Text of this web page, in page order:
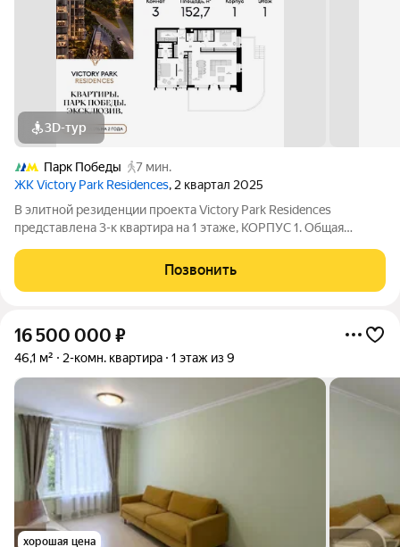
3D-тур
Парк Победы
7 мин.
ЖК Victory Park Residences, 2 квартал 2025
В элитной резиденции проекта Victory Park Residences
представлена 3-к квартира на 1 этаже, КОРПУС 1. Общая
квартиры: - Панорамное остекление - Просторная кухня-
гостиная - Дизайнерская отделка
Позвонить
16 500 000 ₽
46,1 м² 2-комн. квартира 1 этаж из 9
хорошая цена